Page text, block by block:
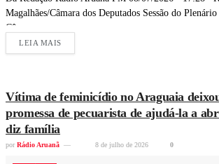
Magalhães/Câmara dos Deputados Sessão do
Câmara...
LEIA MAIS
Vítima de feminicídio no Araguaia
promessa de pecuarista de ajudá-la a
diz família
por Rádio Aruanã 8 de julho de 2026 0